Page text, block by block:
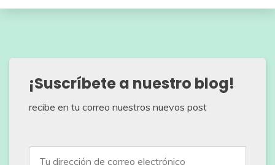
¡Suscríbete a nuestro blog!
recibe en tu correo nuestros nuevos post